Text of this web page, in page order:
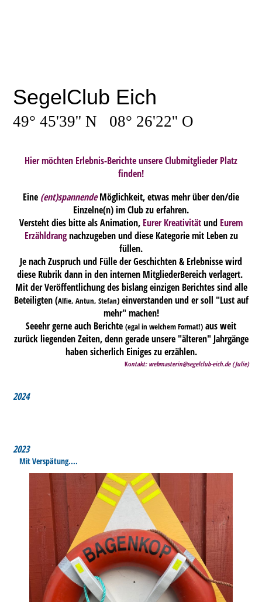
SegelClub Eich
49° 45'39'' N 08° 26'22'' O
Hier möchten Erlebnis-Berichte unsere Clubmitglieder Platz
finden!
Eine (ent)spannendeMöglichkeit, etwas mehr über den/die
Einzelne(n) im Club zu erfahren.
Versteht dies bitte als Animation, Eurer Kreativitätund Eurem
Erzähldrangnachzugeben und diese Kategorie mit Leben zu
füllen.
Je nach Zuspruch und Fülle der Geschichten & Erlebnisse wird
diese Rubrik dann in den internen MitgliederBereich verlagert.
Mit der Veröffentlichung des bislang einzigen Berichtes sind alle
Beteiligten (Alfie, Antun, Stefan) einverstanden und er soll "Lust auf
mehr" machen!
Seeehrgerne auch Berichte (egal in welchem Format!) aus weit
zurück liegenden Zeiten, denn gerade unsere "älteren" Jahrgänge
haben sicherlich Einiges zu erzählen.
Kontakt: webmasterin@segelclub-eich.de (Julie)
2024
2023
Mit Verspätung....